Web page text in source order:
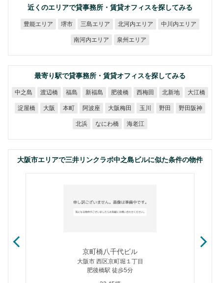
近くのエリアで貸事務所・賃貸オフィスを探してみる
豊能エリア 堺市 三島エリア 北河内エリア 中川内エリア
南河内エリア 泉州エリア
最寄り駅で貸事務所・賃貸オフィスを探してみる
中之島 渡辺橋 福島 新福島 肥後橋 西梅田 北新地 大江橋
淀屋橋 大阪 本町 阿波座 大阪梅田 玉川 野田 野田阪神
北浜 なにわ橋 海老江
大阪市エリアで三井リンクラボ中之島ビルに似た条件の物件
京町橋八千代ビル
大阪市 西区京町堀１丁目
肥後橋駅 徒歩5分